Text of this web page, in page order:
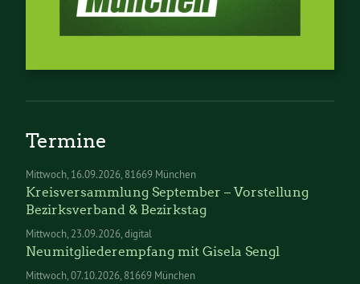
Termine
Mittwoch 16.09.2026 81669 München
Kreisversammlung September – Vorstellung
Bezirksverband & Bezirkstag
Mittwoch 23.09.2026 digital
Neumitgliederempfang mit Gisela Sengl
Mittwoch 07.10.2026 81669 München